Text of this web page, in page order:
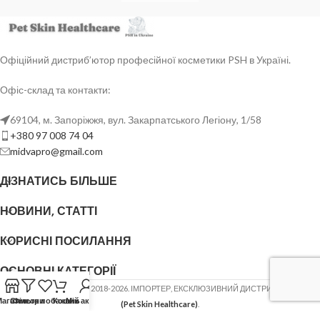
Офіційний дистриб’ютор професійної косметики PSH в Україні.
Офіс-склад та контакти:
69104, м. Запоріжжя, вул. Закарпатського Легіону, 1/58
+380 97 008 74 04
midvapro@gmail.com
ДІЗНАТИСЬ БІЛЬШЕ
НОВИНИ, СТАТТІ
КОРИСНІ ПОСИЛАННЯ
ОСНОВНІ КАТЕГОРІЇ
ФОП ШОВГЕНЮК Ю.В. 2018-2026. ІМПОРТЕР, ЕКСКЛЮЗИВНИЙ ДИСТРИБ'ЮТОР
(Pet Skin Healthcare)
Фільтри
Список побажань
КошикМій акаунт